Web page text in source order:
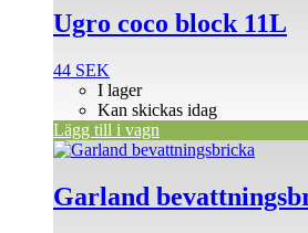
Ugro coco block 11L
44 SEK
I lager
Kan skickas idag
Lägg till i vagn
Garland
Den
produkten
har